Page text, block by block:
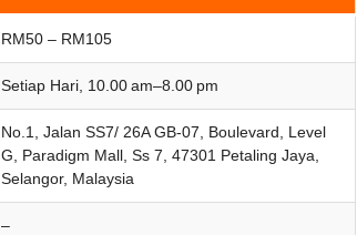
RM50 – RM105
Setiap Hari, 10.00 am–8.00 pm
No.1, Jalan SS7/ 26A GB-07, Boulevard, Level
G, Paradigm Mall, Ss 7, 47301 Petaling Jaya,
Selangor, Malaysia
–